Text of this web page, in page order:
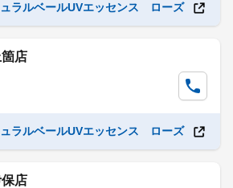
ラルベールUVエッセンス ローズ
店
ラルベールUVエッセンス ローズ
店